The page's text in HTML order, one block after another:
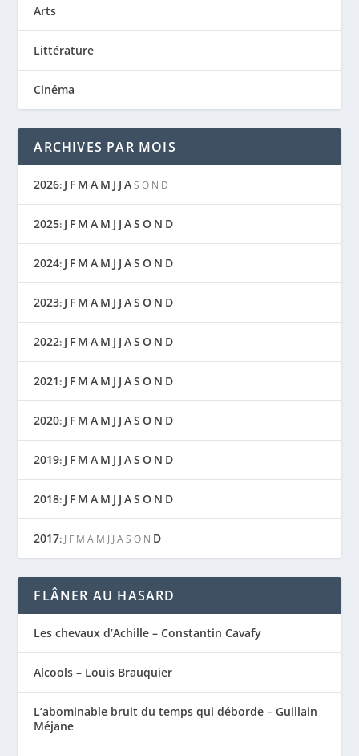
Arts
Littérature
Cinéma
ARCHIVES PAR MOIS
2026: J F M A M J J A S O N D
2025: J F M A M J J AS O N D
2024: J F M A M J J AS O N D
2023: J F M A M J J AS O N D
2022: J F M A M J J AS O N D
2021: J F M A M J J AS O N D
2020: J F M A M J J AS O N D
2019: J F M A M J J AS O N D
2018: J F M A M J J AS O N D
2017: J F M A M J J A S O N D
FLÂNER AU HASARD
Les chevaux d’Achille – Constantin Cavafy
Alcools – Louis Brauquier
L’abominable bruit du temps qui déborde – Guillain
Méjane